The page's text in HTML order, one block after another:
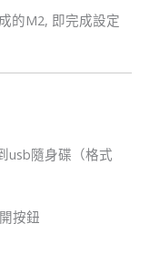
的M2, 即完成設定
usb隨身碟（格式
按鈕